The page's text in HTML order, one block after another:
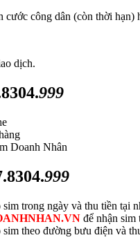
công dân (còn thời hạn)
dịch.
999
Doanh Nhân
999
sim trong ngày và thu tiền tại
để nhận sim
sim theo đường bưu điện và